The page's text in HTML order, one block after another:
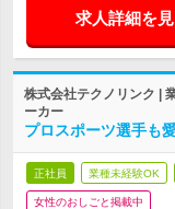
求人詳細を
株式会社テクノリンク |
ーカー
プロスポーツ選手も
正社員 業種未経験OK
女性のおしごと掲載中